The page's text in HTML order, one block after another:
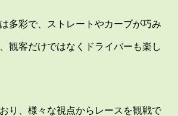
多彩で、ストレートやカーブが巧み
観客だけではなくドライバーも楽し
り、様々な視点からレースを観戦で